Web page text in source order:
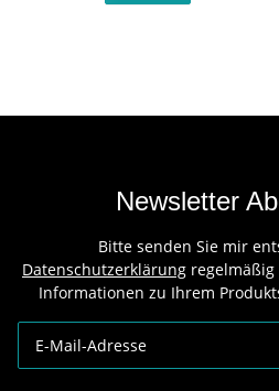
Newsletter
Bitte senden Sie mir
Datenschutzerklärung
Informationen zu Ihrem